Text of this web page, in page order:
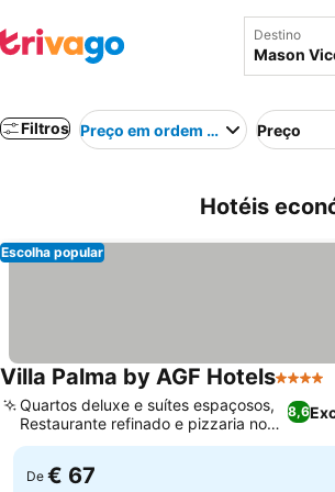
Destino
Filtros Preço em ordem crescentePreço
Hotéis
Escolha popular
Villa Palma by AGF Hotels4
8,6
Quartos deluxe e suítes espaçosos,
Restaurante refinado e pizzaria no
local
De € 67